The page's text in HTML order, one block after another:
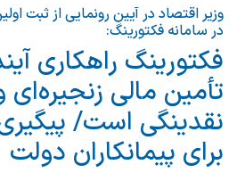
وزیر اقتصاد در آیین رونمایی از ثبت
در سامانه فکتورینگ:
فکتورینگ راهکاری
تأمین مالی
نقدینگی است/
برای پیمانکاران دولت